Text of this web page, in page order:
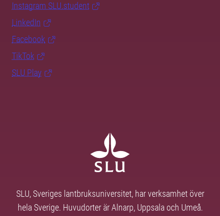
Instagram SLU.student
LinkedIn
Facebook
TikTok
SLU Play
SLU, Sveriges lantbruksuniversitet, har verksamhet över
hela Sverige. Huvudorter är Alnarp, Uppsala och Umeå.